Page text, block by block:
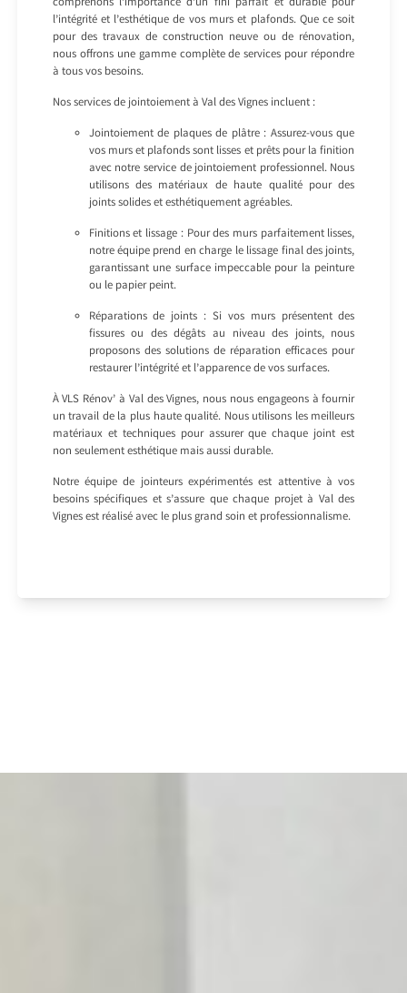
comprenons l’importance d’un fini parfait et durable pour
l’intégrité et l’esthétique de vos murs et plafonds. Que ce soit
pour des travaux de construction neuve ou de rénovation,
nous offrons une gamme complète de services pour répondre
à tous vos besoins.
Nos services de jointoiement à Val des Vignes incluent :
Jointoiement de plaques de plâtre : Assurez-vous que
vos murs et plafonds sont lisses et prêts pour la finition
avec notre service de jointoiement professionnel. Nous
utilisons des matériaux de haute qualité pour des
joints solides et esthétiquement agréables.
Finitions et lissage : Pour des murs parfaitement lisses,
notre équipe prend en charge le lissage final des joints,
garantissant une surface impeccable pour la peinture
ou le papier peint.
Réparations de joints : Si vos murs présentent des
fissures ou des dégâts au niveau des joints, nous
proposons des solutions de réparation efficaces pour
restaurer l’intégrité et l’apparence de vos surfaces.
À VLS Rénov’ à Val des Vignes, nous nous engageons à fournir
un travail de la plus haute qualité. Nous utilisons les meilleurs
matériaux et techniques pour assurer que chaque joint est
non seulement esthétique mais aussi durable.
Notre équipe de jointeurs expérimentés est attentive à vos
besoins spécifiques et s’assure que chaque projet à Val des
Vignes est réalisé avec le plus grand soin et professionnalisme.